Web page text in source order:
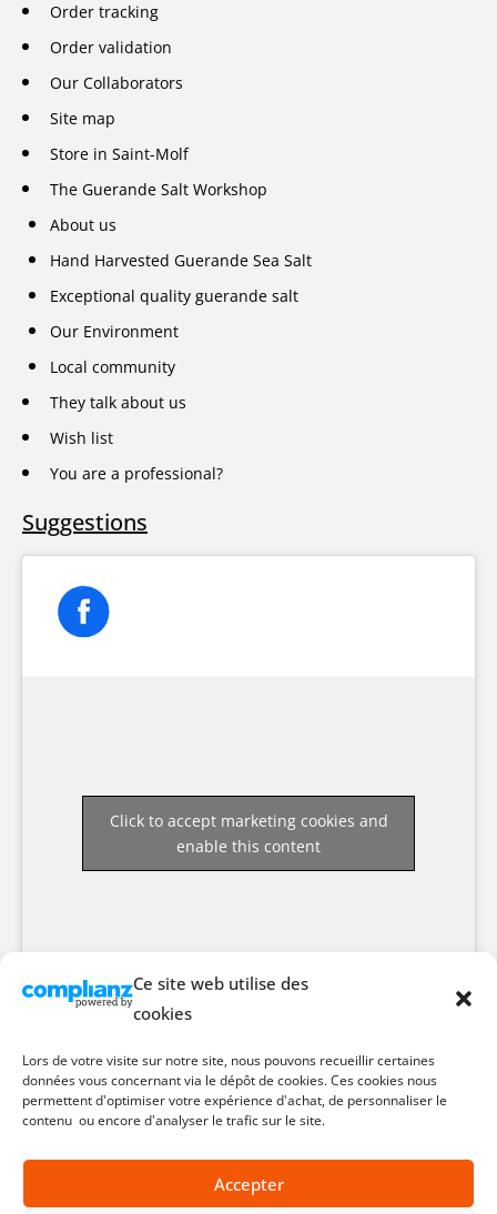
Ce site web utilise des
cookies
Lors de votre visite sur notre site, nous pouvons recueillir certaines
données vous concernant via le dépôt de cookies. Ces cookies nous
permettent d'optimiser votre expérience d'achat, de personnaliser le
contenu ou encore d'analyser le trafic sur le site.
Accepter
Order tracking
Order validation
Our Collaborators
Site map
Store in Saint-Molf
The Guerande Salt Workshop
About us
Hand Harvested Guerande Sea Salt
Exceptional quality guerande salt
Our Environment
Local community
They talk about us
Wish list
You are a professional?
Suggestions
Click to accept marketing cookies and
enable this content